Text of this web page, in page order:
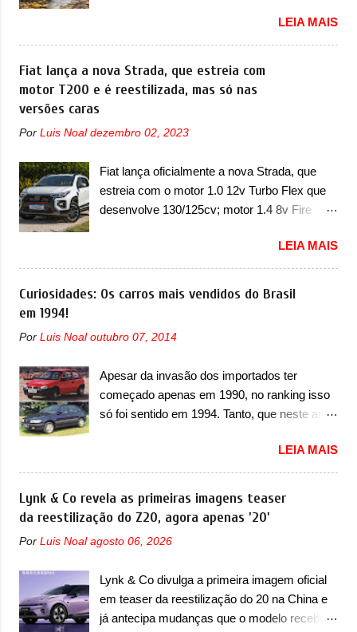
de compactos, como BYD Dolphin e Geely
EX2. Visualmente, o A05 conta com um
design já visto por outros modelos da marca,
em especial do SUV compacto A10.
nasce com um design que está bastante
faróis com um desenho mais retangular, com
um pequeno prolongamento para as laterais.
Os faróis cont...
Jeep convocou no dia 10 de outubro de 2025
um chamado que envolve os proprietários do
Grand Cherokee 4xe, em sua versão única
Limited, com unidades de ano/modelo 2023 e
concessionária mais próxima para a solução
uma atualização do software do módulo de
controle da bateria (AHCP e HCP). Para
alguns veículos envolvidos, também, será
substituição do motor do ventilador HVAC
(aquecimento, ventilação e ar-condicionado).
A marca também confirmou que “foi
sobrecarga do microprocessador do Módulo
causar a perda de força motriz, requerendo a
atualização do software do modulo de...
LEIA MAIS
Fiat lança a nova Strada, que estreia com
motor T200 e é reestilizada, mas só nas
versões caras
Por Luis Noal dezembro 02, 2023
Fiat lança oficialmente a nova Strada, que
estreia com o motor 1.0 12v Turbo Flex que
desenvolve 130/125cv; motor 1.4 8v Fire
oficialmente a nova Strada, que aparece com
mudanças visuais e com uma nova opção de
motor. Depois da picape compacta receber o
do motor 1.0 12v Turbo Flex, conhecido
a Fiat Strada soube ser mutável com
avanços importantes que a concorrência
nunca conseguiu acompanhar e agora ela
chegada do motor T200, que estreou nos
irmãos Pulse e Fastback. "A Fiat Strada é
mais do que uma picape, é uma verdadeira
revolução no mercado automotivo. Há alguns
anos era improvável pensar que uma picape
que só a Strada fez. Mais do que isso: ela é a
prova viva que time que está ganhando se
mexe sim. Ao longo da sua história, ela...
LEIA MAIS
Curiosidades: Os carros mais vendidos do Brasil
em 1994!
Por Luis Noal outubro 07, 2014
Apesar da invasão dos importados ter
começado apenas em 1990, no ranking isso
só foi sentido em 1994. Tanto, que neste ano,
ao começar pelo Chevrolet Corsa, o mais
destacado deles no ranking que perdurou no
nosso mercado até início de 2012 e com
certeza foi um grandioso lançamento da
Chevrolet que assustou a concorrência.
Nesse ano também era lançada a nova
anos ganhava uma nova geração feita do
zero, apelidada de "Bolinha" por suas formas
arredondadas. Além do Gol, outro
LEIA MAIS
Lynk & Co revela as primeiras imagens teaser
da reestilização do Z20, agora apenas '20'
Por Luis Noal agosto 06, 2026
Lynk & Co divulga a primeira imagem oficial
em teaser da reestilização do 20 na China e
já antecipa mudanças que o modelo receberá